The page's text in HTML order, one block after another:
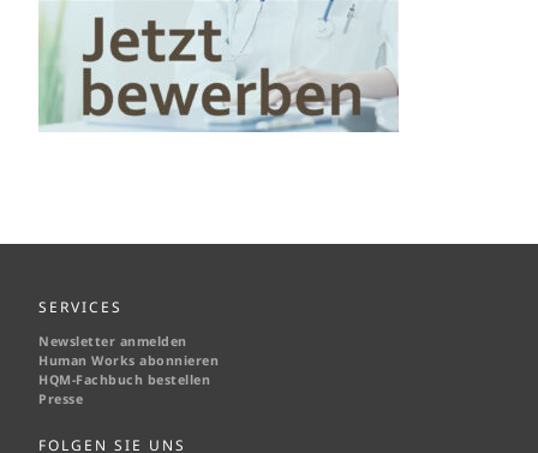
SERVICES
Newsletter anmelden
Human Works abonnieren
HQM-Fachbuch bestellen
Presse
FOLGEN SIE UNS